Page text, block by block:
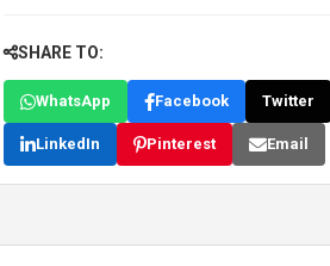
SHARE TO:
WhatsApp Facebook Twitter
LinkedIn Pinterest Email